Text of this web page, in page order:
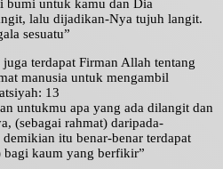
bumi untuk kamu dan Dia
lalu dijadikan-Nya tujuh langit.
sesuatu”
terdapat Firman Allah tentang
manusia untuk mengambil
13
untukmu apa yang ada dilangit dan
(sebagai rahmat) daripada-
itu benar-benar terdapat
bagi kaum yang berfikir”